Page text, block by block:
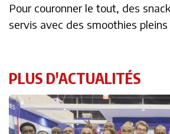
Pour couronner le tout, des
servis avec des smoothies
PLUS D'ACTUALITÉS